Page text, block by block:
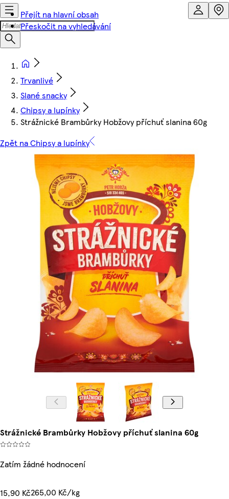
Přejít na hlavní obsah
Přeskočit na vyhledávání
Trvanlivé
Slané snacky
Chipsy a lupínky
Strážnické Brambůrky Hobžovy příchuť slanina 60g
Zpět na Chipsy a lupínky
Strážnické Brambůrky Hobžovy příchuť slanina 60g
Zatím žádné hodnocení
15,90 Kč265,00 Kč/kg